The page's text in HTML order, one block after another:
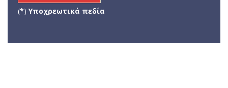
(*) Υποχρεωτικά πεδία